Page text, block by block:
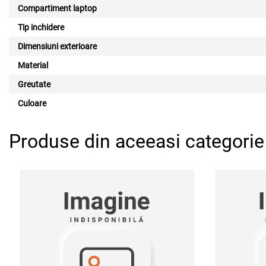
Compartiment laptop
Tip inchidere
Dimensiuni exterioare
Material
Greutate
Culoare
Produse din aceeasi categorie